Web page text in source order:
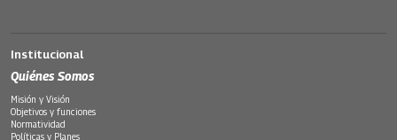
Institucional
Quiénes Somos
Misión y Visión
Objetivos y funciones
Normatividad
Políticas y Planes